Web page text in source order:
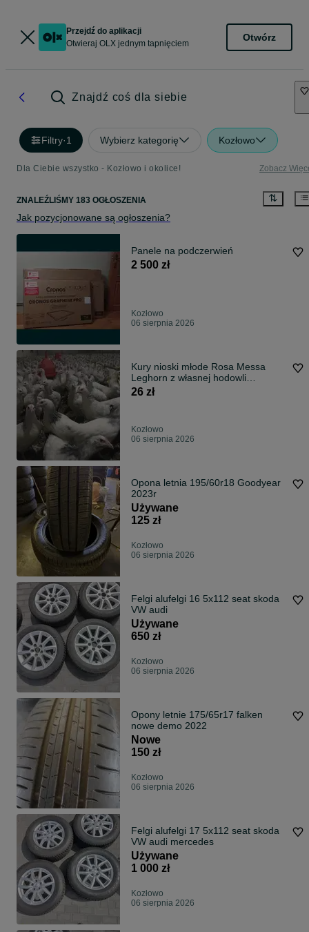
Przejdź do aplikacji
Otwieraj OLX jednym tapnięciem
Otwórz
Znajdź coś dla siebie
Filtry·1 Wybierz kategorię Kozłowo
Dla Ciebie wszystko - Kozłowo i okolice! Zobacz
ZNALEŹLIŚMY 183 OGŁOSZENIA
Jak pozycjonowane są ogłoszenia?
Panele na podczerwień
2 500 zł
Kozłowo
06 sierpnia 2026
Kury nioski młode Rosa Messa
Leghorn z własnej hodowli
Zapraszam Dowóz
26 zł
Kozłowo
06 sierpnia 2026
Opona letnia 195/60r18 Goodyear
2023r
Używane
125 zł
Kozłowo
06 sierpnia 2026
Felgi alufelgi 16 5x112 seat skoda
VW audi
Używane
650 zł
Kozłowo
06 sierpnia 2026
Opony letnie 175/65r17 falken
nowe demo 2022
Nowe
150 zł
Kozłowo
06 sierpnia 2026
Felgi alufelgi 17 5x112 seat skoda
VW audi mercedes
Używane
1 000 zł
Kozłowo
06 sierpnia 2026